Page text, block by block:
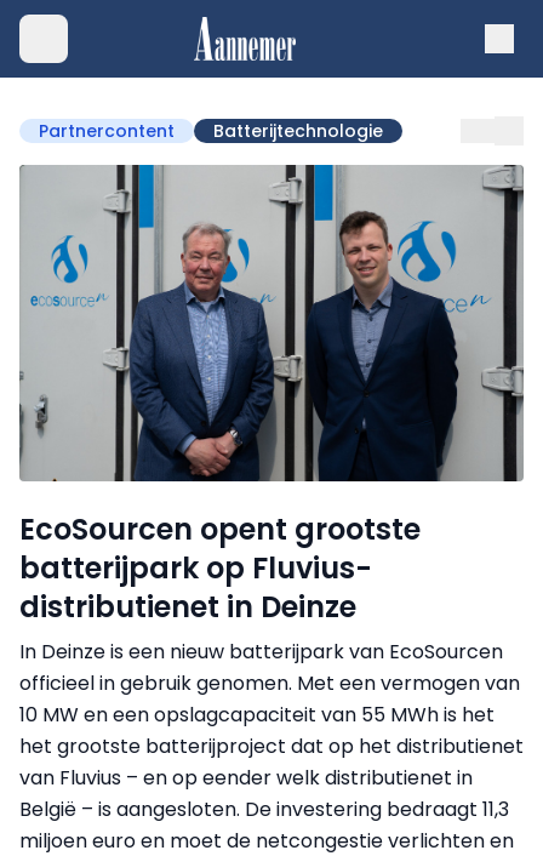
Partnercontent Batterijtechnologie
EcoSourcen opent grootste
batterijpark op Fluvius-
distributienet in Deinze
In Deinze is een nieuw batterijpark van EcoSourcen
officieel in gebruik genomen. Met een vermogen van
10 MW en een opslagcapaciteit van 55 MWh is het
het grootste batterijproject dat op het distributienet
van Fluvius – en op eender welk distributienet in
België – is aangesloten. De investering bedraagt 11,3
miljoen euro en moet de netcongestie verlichten en